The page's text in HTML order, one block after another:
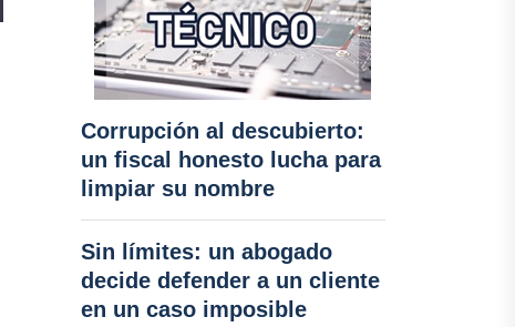
Corrupción al descubierto:
un fiscal honesto lucha para
limpiar su nombre
Sin límites: un abogado
decide defender a un cliente
en un caso imposible